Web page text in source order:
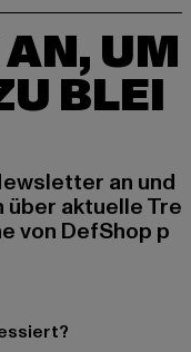
UM
BLEI
an und
aktuelle Tre
von DefShop p